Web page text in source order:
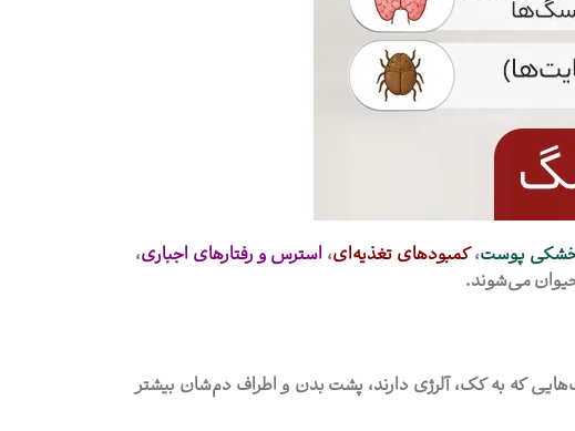
پوست،کمبودهای تغذیه‌ای، استرس و رفتارهای اجباری،
حیوان می‌شوند.
که به کک، آلرژی دارند، پشت بدن و اطراف دم‌شان بیشتر